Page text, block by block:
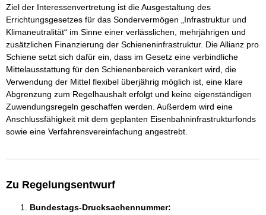
Ziel der Interessenvertretung ist die Ausgestaltung des
Errichtungsgesetzes für das Sondervermögen „Infrastruktur und
Klimaneutralität“ im Sinne einer verlässlichen, mehrjährigen und
zusätzlichen Finanzierung der Schieneninfrastruktur. Die Allianz pro
Schiene setzt sich dafür ein, dass im Gesetz eine verbindliche
Mittelausstattung für den Schienenbereich verankert wird, die
Verwendung der Mittel flexibel überjährig möglich ist, eine klare
Abgrenzung zum Regelhaushalt erfolgt und keine eigenständigen
Zuwendungsregeln geschaffen werden. Außerdem wird eine
Anschlussfähigkeit mit dem geplanten Eisenbahninfrastrukturfonds
sowie eine Verfahrensvereinfachung angestrebt.
Zu Regelungsentwurf
Bundestags-Drucksachennummer: